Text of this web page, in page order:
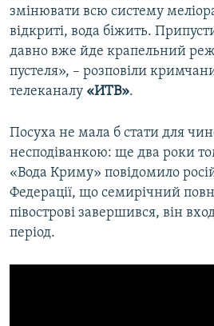
змінювати всю систему
відкриті, вода біжить.
давно вже йде крапельний
пустеля», – розповіли
телеканалу «ИТВ».
Посуха не мала б стати для
несподіванкою: ще два роки
«Вода Криму» повідомило
Федерації, що семирічний
півострові завершився, він
період.